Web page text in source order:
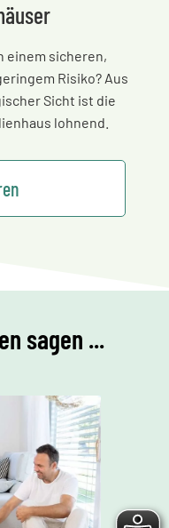
einem sicheren,
Risiko? Aus
Sicht ist die
lohnend.
sagen ...